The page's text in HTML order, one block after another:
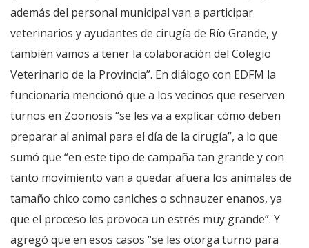
además del personal municipal van a participar
veterinarios y ayudantes de cirugía de Río Grande, y
también vamos a tener la colaboración del Colegio
Veterinario de la Provincia”. En diálogo con EDFM la
funcionaria mencionó que a los vecinos que reserven
turnos en Zoonosis “se les va a explicar cómo deben
preparar al animal para el día de la cirugía”, a lo que
sumó que “en este tipo de campaña tan grande y con
tanto movimiento van a quedar afuera los animales de
tamaño chico como caniches o schnauzer enanos, ya
que el proceso les provoca un estrés muy grande”. Y
agregó que en esos casos “se les otorga turno para